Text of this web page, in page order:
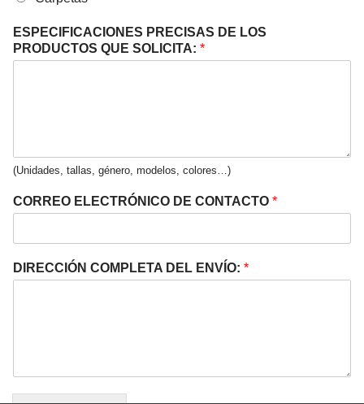
ESPECIFICACIONES PRECISAS DE LOS
PRODUCTOS QUE SOLICITA: *
(Unidades, tallas, género, modelos, colores…)
CORREO ELECTRÓNICO DE CONTACTO *
DIRECCIÓN COMPLETA DEL ENVÍO: *